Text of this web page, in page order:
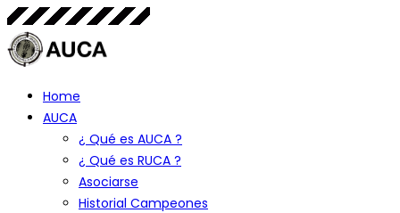
Home
AUCA
¿ Qué es AUCA ?
¿ Qué es RUCA ?
Asociarse
Historial Campeones